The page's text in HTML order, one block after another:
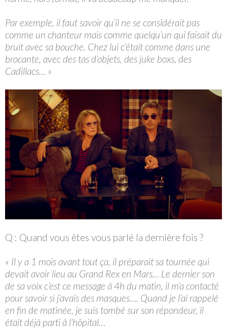
Par exemple, il faut savoir qu’il ne se considérait pas
comme un chanteur mais comme quelqu’un qui faisait du
bruit avec sa bouche. Chez lui c’était comme dans une
brocante, avec des tas d’objets, des juke boxs, des
Cadillacs… »
Q : Quand vous êtes vous parlé la dernière fois ?
« Il y a 1 mois avant tout ça, il préparait sa tournée qui
devait avoir lieu au Grand Rex en Mars… Le dernier son
de sa voix c’est ce message à 4h du matin, il m’a contacté
pour savoir si j’avais des masques…. Quand je l’ai rappelé
en fin de matinée, je suis tombé sur son répondeur, il
était déjà parti à l’hôpital…